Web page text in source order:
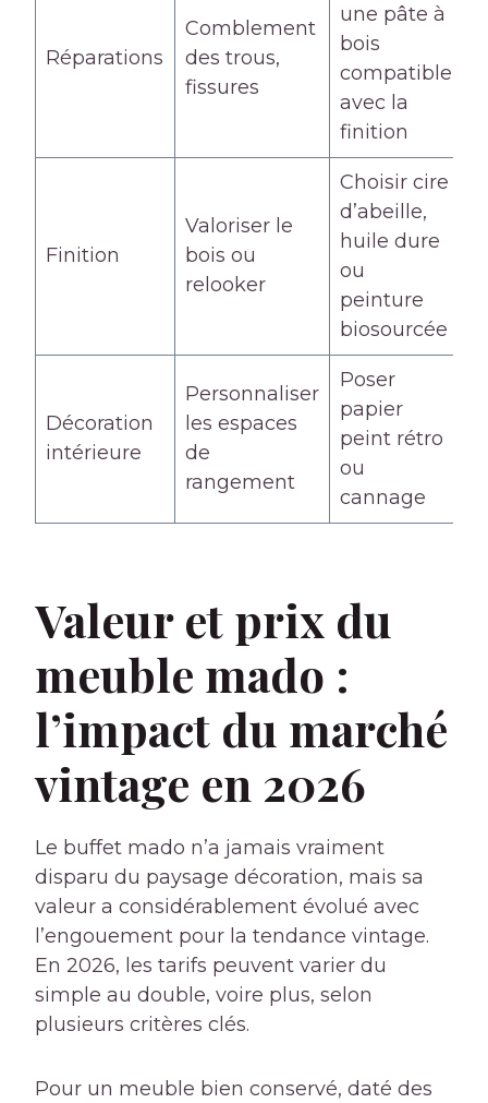
Réparations
Comblement
des trous,
fissures
une pâte à
bois
compatible
avec la
finition
Finition
Valoriser le
bois ou
relooker
Choisir cire
d’abeille,
huile dure
ou
peinture
biosourcée
Décoration
intérieure
Personnaliser
les espaces
de
rangement
Poser
papier
peint rétro
ou
cannage
Valeur et prix du
meuble mado :
l’impact du marché
vintage en 2026
Le buffet mado n’a jamais vraiment
disparu du paysage décoration, mais sa
valeur a considérablement évolué avec
l’engouement pour la tendance vintage.
En 2026, les tarifs peuvent varier du
simple au double, voire plus, selon
plusieurs critères clés.
Pour un meuble bien conservé, daté des